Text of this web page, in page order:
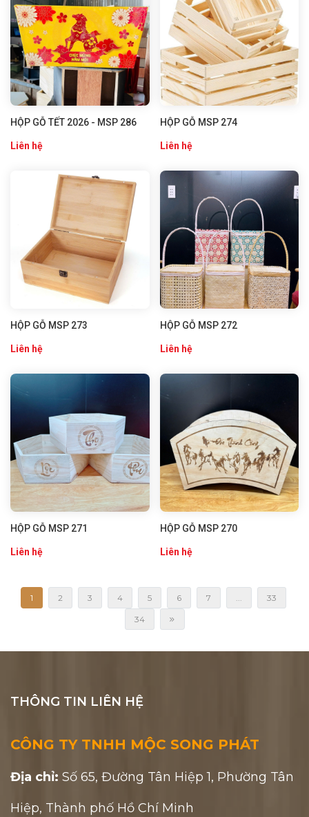
HỘP GỖ TẾT 2026 - MSP 286
Liên hệ
HỘP GỖ MSP 274
Liên hệ
HỘP GỖ MSP 273
Liên hệ
HỘP GỖ MSP 272
Liên hệ
HỘP GỖ MSP 271
Liên hệ
HỘP GỖ MSP 270
Liên hệ
1 2 3 4 5 6 7 ... 33
34
THÔNG TIN LIÊN HỆ
CÔNG TY TNHH MỘC SONG PHÁT
Địa chỉ: Số 65, Đường Tân Hiệp 1, Phường Tân
Hiệp, Thành phố Hồ Chí Minh